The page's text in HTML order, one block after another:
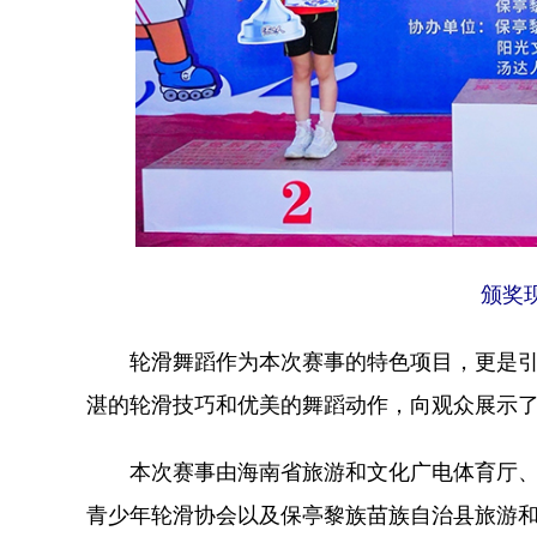
颁奖
轮滑舞蹈作为本次赛事的特色项目，更是
湛的轮滑技巧和优美的舞蹈动作，向观众展示
本次赛事由海南省旅游和文化广电体育厅
青少年轮滑协会以及保亭黎族苗族自治县旅游